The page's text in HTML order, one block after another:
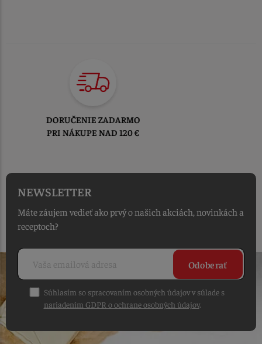
TOVAR ODOSIELAME
DO 1-2 PRACOVNÝCH DNÍ
NEWSLETTER
Máte záujem vedieť ako prvý o našich akciách, novinkách a
receptoch?
Odoberať
Súhlasím so spracovaním osobných údajov v súlade s
nariadením GDPR o ochrane osobných údajov.